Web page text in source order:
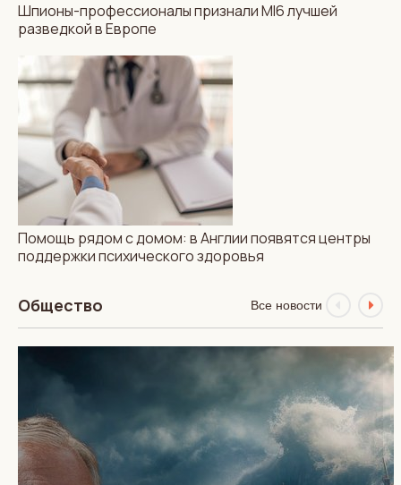
МИР НОВОСТИ
Шпионы-профессионалы
признали MI6 лучшей
разведкой в Европе
Шпионы-профессионалы признали MI6 лучшей
разведкой в Европе
Помощь рядом с домом: в Англии появятся центры
поддержки психического здоровья
Общество Все новости